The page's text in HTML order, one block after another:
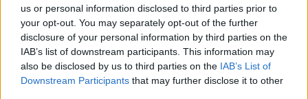
us or personal information disclosed to third parties prior to
your opt-out. You may separately opt-out of the further
disclosure of your personal information by third parties on the
IAB’s list of downstream participants. This information may
also be disclosed by us to third parties on the IAB’s List of
Downstream Participants that may further disclose it to other
Νέος πνιγμός σε παραλία των Χανίων – Νεκρή 65χρονη
7 Αυγούστου, 2026
Πολύ υψηλός ο κίνδυνος εκδήλωσης πυρκαγιάς: Σε
κατάσταση Red Code το Σάββατο η Κρήτη